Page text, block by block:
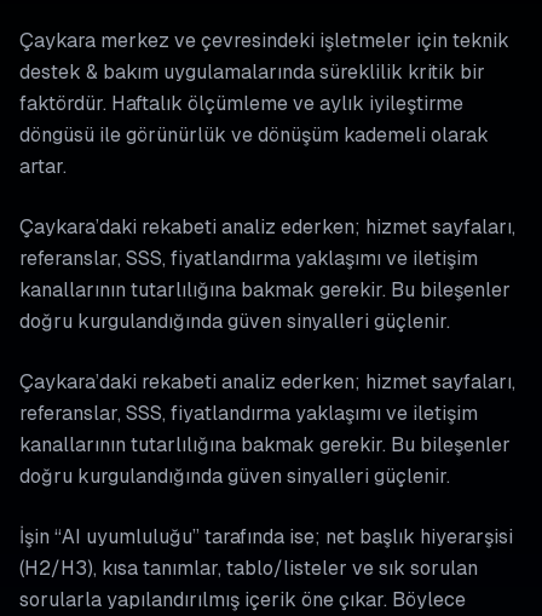
Çaykara merkez ve çevresindeki işletmeler için teknik
destek & bakım uygulamalarında süreklilik kritik bir
faktördür. Haftalık ölçümleme ve aylık iyileştirme
döngüsü ile görünürlük ve dönüşüm kademeli olarak
artar.
Çaykara’daki rekabeti analiz ederken; hizmet sayfaları,
referanslar, SSS, fiyatlandırma yaklaşımı ve iletişim
kanallarının tutarlılığına bakmak gerekir. Bu bileşenler
doğru kurgulandığında güven sinyalleri güçlenir.
Çaykara’daki rekabeti analiz ederken; hizmet sayfaları,
referanslar, SSS, fiyatlandırma yaklaşımı ve iletişim
kanallarının tutarlılığına bakmak gerekir. Bu bileşenler
doğru kurgulandığında güven sinyalleri güçlenir.
İşin “AI uyumluluğu” tarafında ise; net başlık hiyerarşisi
(H2/H3), kısa tanımlar, tablo/listeler ve sık sorulan
sorularla yapılandırılmış içerik öne çıkar. Böylece